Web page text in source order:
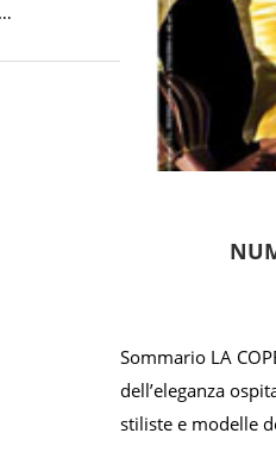
Sommario LA
dell’eleganza
stiliste e modelle